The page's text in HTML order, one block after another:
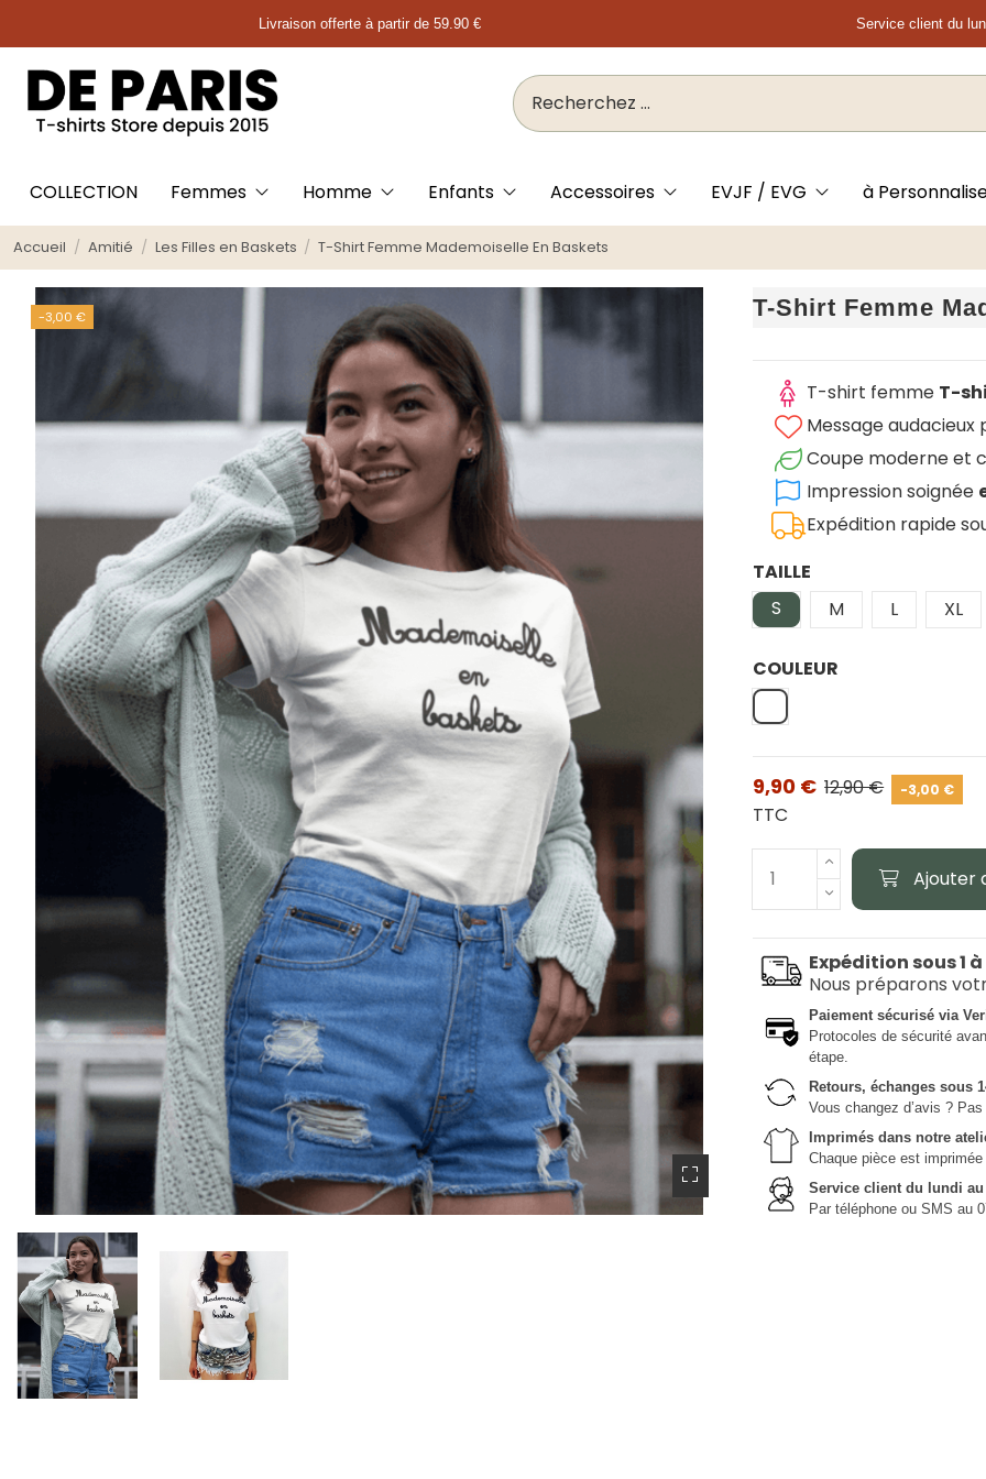
Livraison offerte à partir de 59.90 € Service client du
COLLECTION Femmes Homme Enfants Accessoires EVJF / EVG à
Accueil Amitié Les Filles en Baskets T-Shirt Femme Mademoiselle En Baskets
-3,00 € T-Shirt Femme
T-shirt femme T-
Message
Coupe moderne et
Impression soignée
Expédition rapide
TAILLE
S
M L XL
COULEUR
Blanc
9,90 € 12,90 € -3,00 €
TTC
Ajouter
Expédition sous 1
Nous préparons
Paiement sécurisé via
Protocoles de sécurité
étape.
Retours, échanges sous
Vous changez d’avis ?
Imprimés dans notre
Chaque pièce est
Service client du lundi
Par téléphone ou SMS au